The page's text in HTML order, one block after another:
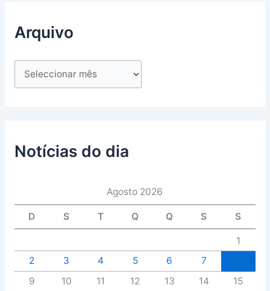
Arquivo
Notícias do dia
Agosto 2026
D S T Q Q S S
1
2
3 4 5 6 7
9
10 11 12 13 14
15